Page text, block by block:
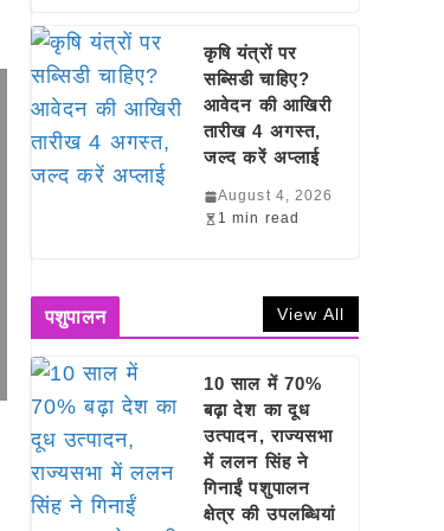
कृषि यंत्रों पर
सब्सिडी चाहिए?
आवेदन की आखिरी
तारीख 4 अगस्त,
जल्द करें अप्लाई
August 4, 2026
1 min read
पशुपालन View All
10 साल में 70%
बढ़ा देश का दूध
उत्पादन, राज्यसभा
में ललन सिंह ने
गिनाईं पशुपालन
क्षेत्र की उपलब्धियां